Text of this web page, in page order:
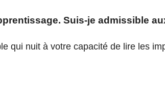
Suis-je admissible
qui nuit à votre capacité de lire les